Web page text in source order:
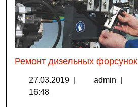
Ремонт дизельных форсунок
27.03.2019 admin
16:48